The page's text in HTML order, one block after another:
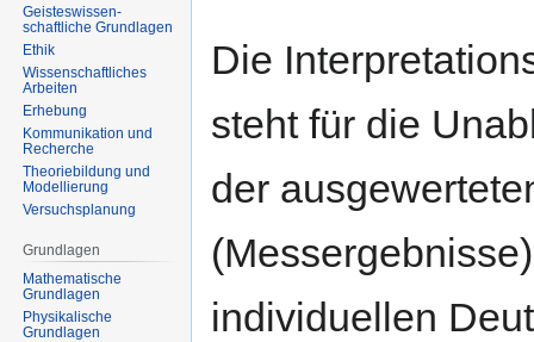
Die
steht für die
der
individuellen
Geisteswissen-
schaftliche Grundlagen
Ethik
Wissenschaftliches
Arbeiten
Erhebung
Kommunikation und
Recherche
Theoriebildung und
Modellierung
Versuchsplanung
Grundlagen
Mathematische
Grundlagen
Physikalische
Grundlagen